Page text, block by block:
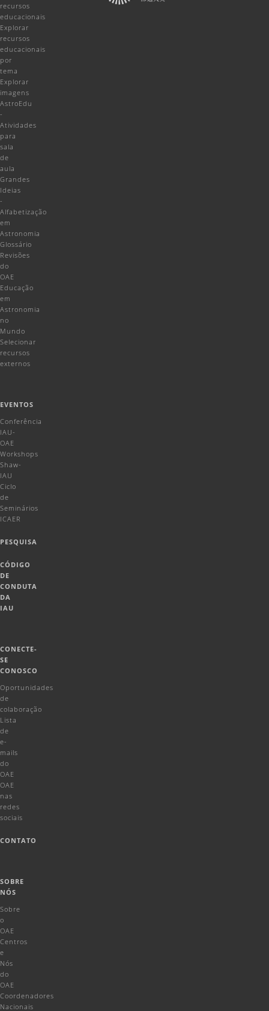
recursos
educacionais
Explorar
recursos
educacionais
por
tema
Explorar
imagens
AstroEdu
-
Atividades
para
sala
de
aula
Grandes
Ideias
-
Alfabetização
em
Astronomia
Glossário
Revisões
do
OAE
Educação
em
Astronomia
no
Mundo
Selecionar
recursos
externos
EVENTOS
Conferência
IAU-
OAE
Workshops
Shaw-
IAU
Ciclo
de
Seminários
ICAER
PESQUISA
CÓDIGO
DE
CONDUTA
DA
IAU
CONECTE-
SE
CONOSCO
Oportunidades
de
colaboração
Lista
de
e-
mails
do
OAE
OAE
nas
redes
sociais
CONTATO
SOBRE
NÓS
Sobre
o
OAE
Centros
e
Nós
do
OAE
Coordenadores
Nacionais